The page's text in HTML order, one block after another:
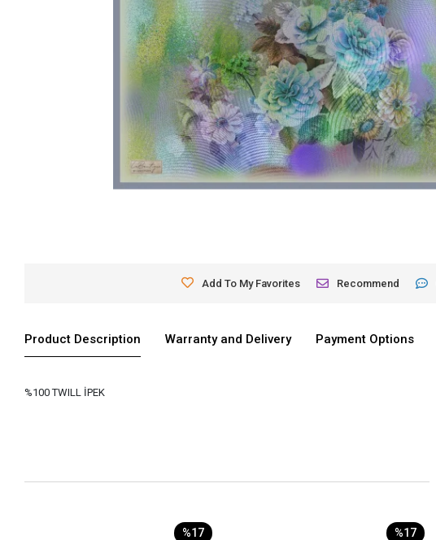
Add To My Favorites Recommend
Product Description Warranty and Delivery Payment Options
%100 TWILL İPEK
%17 %17